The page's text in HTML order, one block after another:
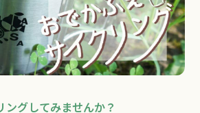
ングしてみませんか？